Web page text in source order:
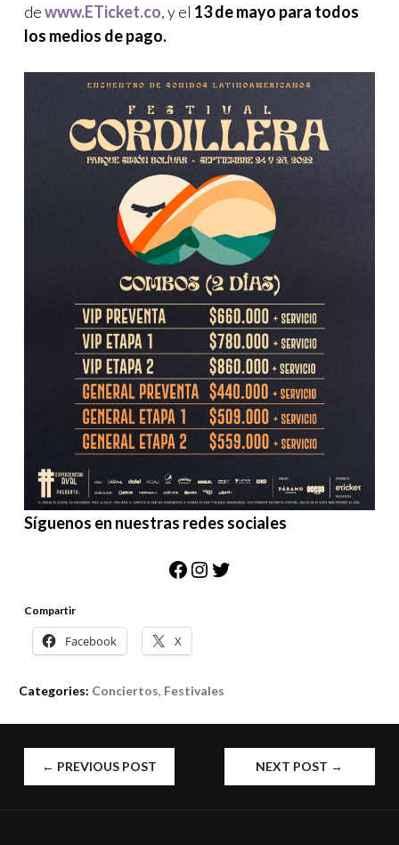
dewww.ETicket.co, y el 13 de mayo para todos
los medios de pago.
Síguenos en nuestras redes sociales
Facebook
Instagram
Twitter
Compartir
Facebook X
Categories: Conciertos, Festivales
POST
← PREVIOUS POST NEXT POST →